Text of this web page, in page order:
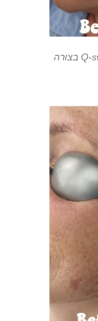
הסרת פיגמנטציה באמצעות Q-switched laser בצורה